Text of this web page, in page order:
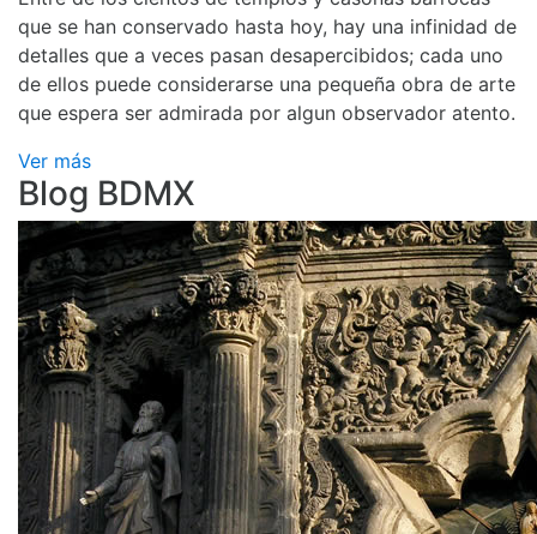
que se han conservado hasta hoy, hay una infinidad de
detalles que a veces pasan desapercibidos; cada uno
de ellos puede considerarse una pequeña obra de arte
que espera ser admirada por algun observador atento.
Ver más
Blog BDMX